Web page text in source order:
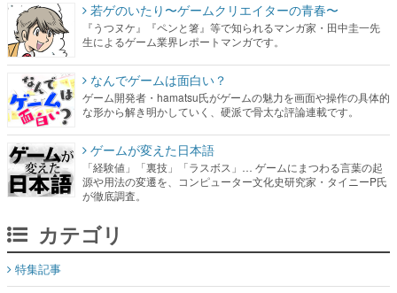
若ゲのいたり〜ゲームクリエイターの青春〜
『うつヌケ』『ペンと箸』等で知られるマンガ家・田中圭一先
生によるゲーム業界レポートマンガです。
なんでゲームは面白い？
ゲーム開発者・hamatsu氏がゲームの魅力を画面や操作の具体的
な形から解き明かしていく、硬派で骨太な評論連載です。
ゲームが変えた日本語
「経験値」「裏技」「ラスボス」… ゲームにまつわる言葉の起
源や用法の変遷を、コンピューター文化史研究家・タイニーP氏
が徹底調査。
カテゴリ
特集記事